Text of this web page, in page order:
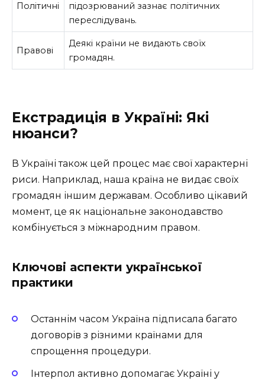
Політичні
підозрюваний зазнає політичних
переслідувань.
Правові
Деякі країни не видають своїх
громадян.
Екстрадиція в Україні: Які
нюанси?
В Україні також цей процес має свої характерні
риси. Наприклад, наша країна не видає своїх
громадян іншим державам. Особливо цікавий
момент, це як національне законодавство
комбінується з міжнародним правом.
Ключові аспекти української
практики
Останнім часом Україна підписала багато
договорів з різними країнами для
спрощення процедури.
Інтерпол активно допомагає Україні у